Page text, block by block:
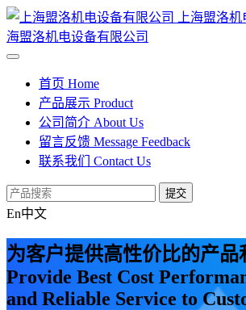
上海盟洛
海盟洛机电设备有限公司
首页 Home
产品展示 Product
公司简介 About Us
留言反馈 Message Feedback
联系我们
Contact Us
提交
En中文
为客户提供高性价比的产品
Provide Best Cost
and Reliable Service to